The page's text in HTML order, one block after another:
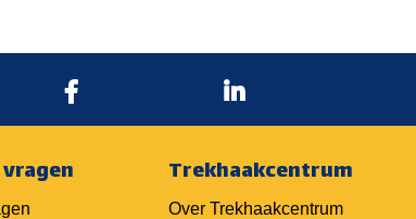
Trekhaakcentrum
Over Trekhaakcentrum